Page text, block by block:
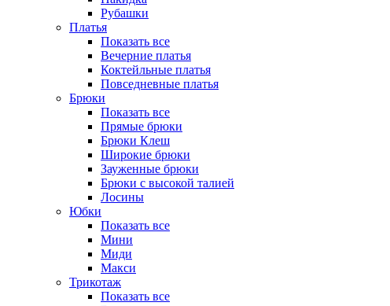
Рубашки
Платья
Показать все
Вечерние платья
Коктейльные платья
Повседневные платья
Брюки
Показать все
Прямые брюки
Брюки Клеш
Широкие брюки
Зауженные брюки
Брюки с высокой талией
Лосины
Юбки
Показать все
Мини
Миди
Макси
Трикотаж
Показать все